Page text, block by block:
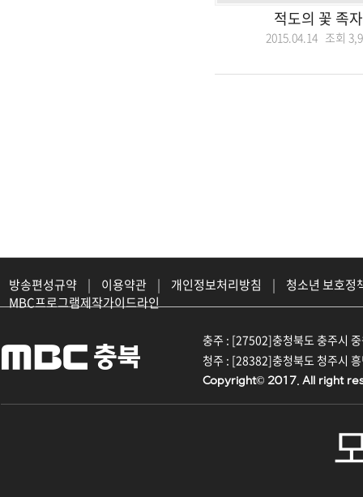
적도의 꽃 족
2015.04.14 조회
방송편성규약 | 이용약관 | 개인정보처리방침 |
청소년 보호정
MBC프로그램제작가이드라인
충주 : [27502]충청북도 충주시
청주 : [28382]충청북도 청주시
Copyright© 2017. All right